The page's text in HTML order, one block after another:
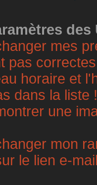
mes
pas
horaire et
dans la liste !
une
mon
le lien e-